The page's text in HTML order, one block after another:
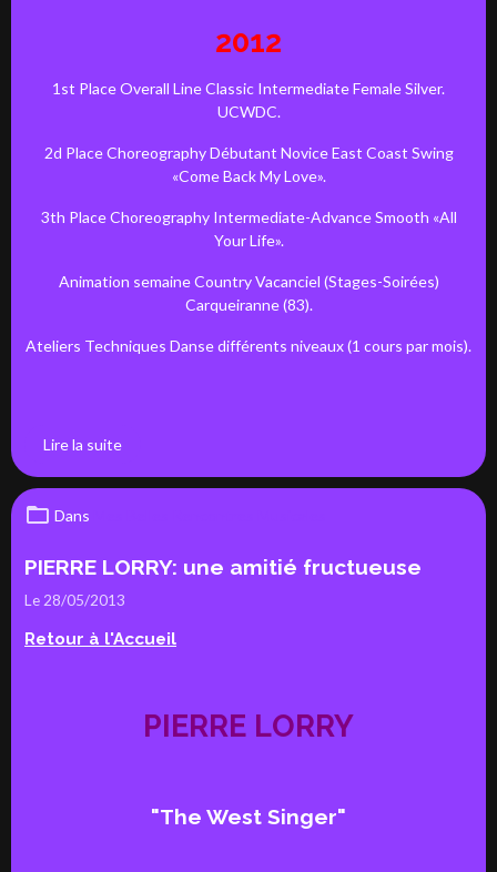
2012
1st Place Overall Line Classic Intermediate Female Silver.
UCWDC.
2d Place Choreography Débutant Novice East Coast Swing
«Come Back My Love».
3th Place Choreography Intermediate-Advance Smooth «All
Your Life».
Animation semaine Country Vacanciel (Stages-Soirées)
Carqueiranne (83).
Ateliers Techniques Danse différents niveaux (1 cours par mois).
Lire la suite
Dans
PIERRE LORRY: une amitié fructueuse
Le 28/05/2013
Retour à l'Accueil
PIERRE LORRY
"The West Singer"